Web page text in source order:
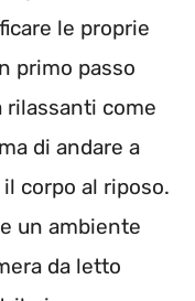
le proprie
primo passo
come
di andare a
corpo al riposo.
un ambiente
da letto